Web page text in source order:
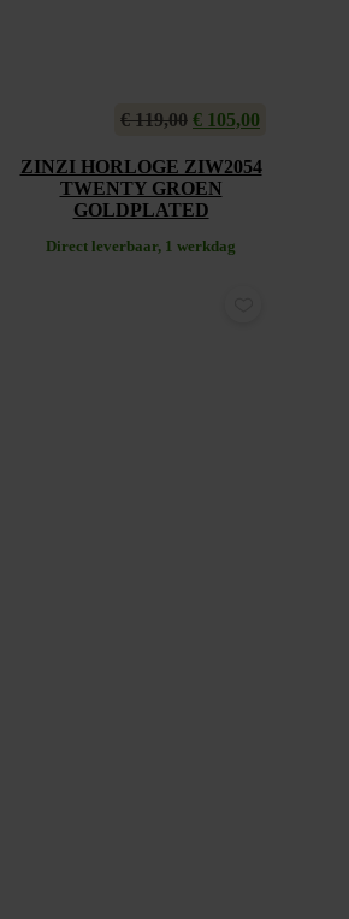
€119,00 Oorspronkelijke
was:
€ 119,00.
€ 105,00
is:
ZINZI HORLOGE ZIW2054
TWENTY GROEN
GOLDPLATED
Direct leverbaar, 1 werkdag